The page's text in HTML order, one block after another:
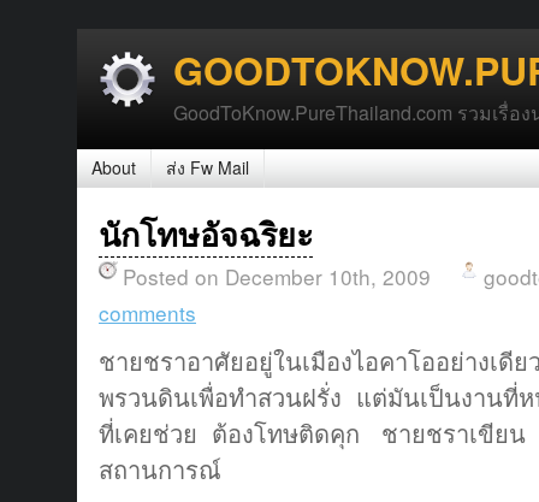
GoodToKnow.PureThailand.com รวมเรื่อ
About ส่ง Fw Mail
นักโทษอัจฉริยะ
Posted on December 10th, 2009
comments
ชายชราอาศัยอยู่ในเมืองไอคาโออย่างเดี
พรวนดินเพื่อทำสวนฝรั่ง แต่มันเป็นงานที่
ที่เคยช่วย ต้องโทษติดคุก ชายชราเขียน
สถานการณ์